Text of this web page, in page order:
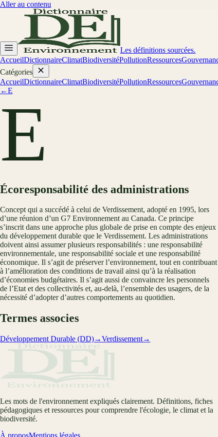
Aller au contenu
Les définitions sourcées.
AccueilDictionnaireClimatBiodiversitéPollutionRessources
Catégories
AccueilDictionnaireClimatBiodiversitéPollutionRessources
←E
E
Écoresponsabilité des administrations
Concept qui a succédé à celui de Verdissement, adopté en 1995, lors
d’une réunion d’un G7 Environnement au Canada. Ce principe
s’inscrit dans une approche plus globale de prise en compte des enjeux
du développement durable que le Verdissement. Les administrations
doivent ainsi assumer plusieurs responsabilités : une responsabilité
environnementale, une responsabilité sociale et une responsabilité
économique. Il s’agit de préserver l’environnement, tout en contribuant
à l’amélioration des conditions de travail ainsi qu’à la réalisation
d’économies budgétaires. Il s’agit aussi de convaincre les personnels
de l’Etat et des collectivités et, au-delà, l’ensemble des usagers, de la
nécessité d’adopter d’autres comportements au quotidien.
Termes associes
Développement Durable (DD)→Verdissement→
Les mots de l'environnement expliqués clairement. Définitions, fiches
pédagogiques et ressources pour comprendre l'écologie, le climat et la
biodiversité.
À proposMentions légales